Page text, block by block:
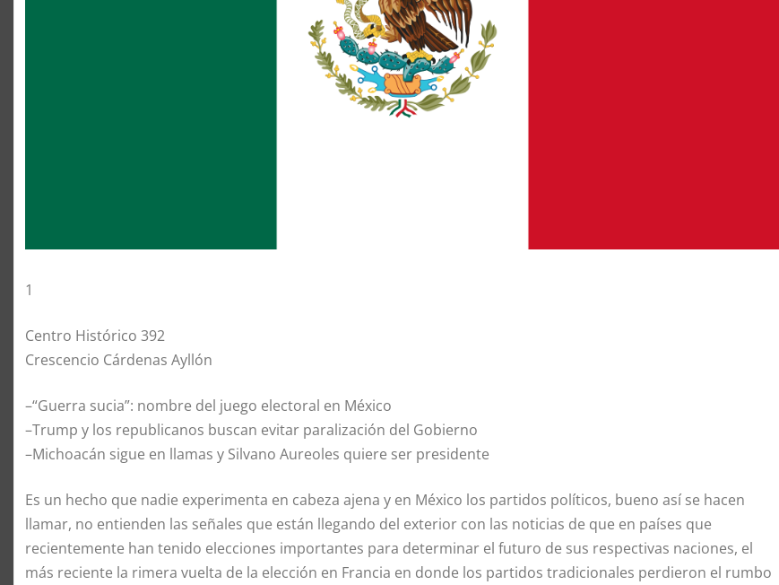
1
Centro Histórico 392
Crescencio Cárdenas Ayllón
–“Guerra sucia”: nombre del juego electoral en México
–Trump y los republicanos buscan evitar paralización del Gobierno
–Michoacán sigue en llamas y Silvano Aureoles quiere ser presidente
Es un hecho que nadie experimenta en cabeza ajena y en México los partidos políticos, bueno así se hacen
llamar, no entienden las señales que están llegando del exterior con las noticias de que en países que
recientemente han tenido elecciones importantes para determinar el futuro de sus respectivas naciones, el
más reciente la rimera vuelta de la elección en Francia en donde los partidos tradicionales perdieron el rumbo